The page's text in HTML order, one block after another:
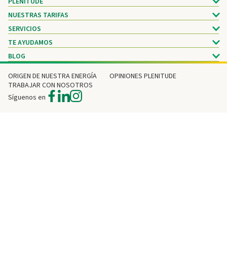
NUESTRAS TARIFAS
SERVICIOS
TE AYUDAMOS
BLOG
ORIGEN DE NUESTRA ENERGÍA
OPINIONES PLENITUDE
TRABAJAR CON NOSOTROS
Síguenos en